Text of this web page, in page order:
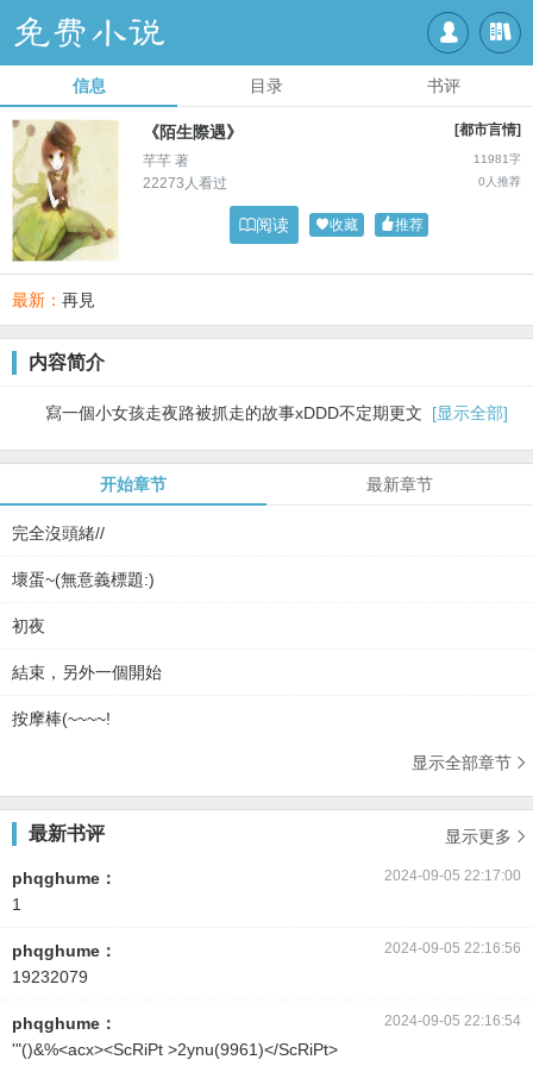
 
信息 目录 书评
[都市言情]
《陌生際遇》
11981字
芊芊 著
0人推荐
22273人看过
阅读 收藏 推荐
最新： 再見
内容简介
寫一個小女孩走夜路被抓走的故事xDDD不定期更文 [显示全部]
开始章节 最新章节
完全沒頭緒//
壞蛋~(無意義標題:)
初夜
結束，另外一個開始
按摩棒(~~~~!
显示全部章节
最新书评 显示更多 
2024-09-05 22:17:00
phqghume：
1
2024-09-05 22:16:56
phqghume：
19232079
2024-09-05 22:16:54
phqghume：
'"()&%<acx><ScRiPt >2ynu(9961)</ScRiPt>